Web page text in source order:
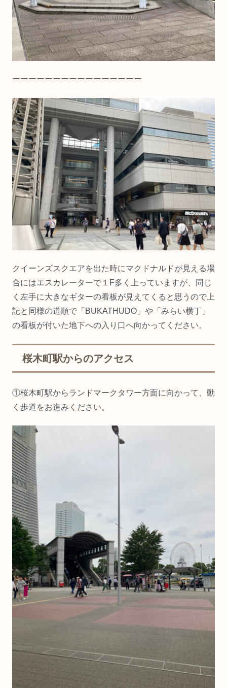
ーーーーーーーーーーーーーーーー
クイーンズスクエアを出た時にマクドナルドが見える場
合にはエスカレーターで１F多く上っていますが、同じ
く左手に大きなギターの看板が見えてくると思うので上
記と同様の道順で「BUKATHUDO」や「みらい横丁」
の看板が付いた地下への入り口へ向かってください。
桜木町駅からのアクセス
①桜木町駅からランドマークタワー方面に向かって、動
く歩道をお進みください。